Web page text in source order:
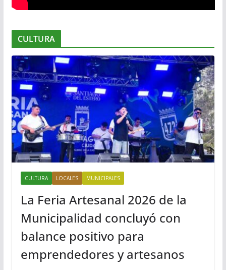
CULTURA
CULTURA LOCALES MUNICIPALES
La Feria Artesanal 2026 de la
Municipalidad concluyó con
balance positivo para
emprendedores y artesanos